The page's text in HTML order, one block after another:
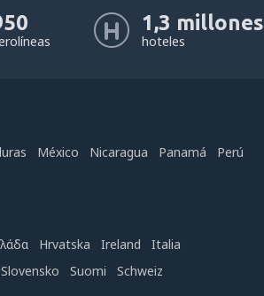
1,3 millones
hoteles
México Nicaragua Panamá
Perú
Hrvatska Ireland
Italia
Slovensko Suomi
Schweiz